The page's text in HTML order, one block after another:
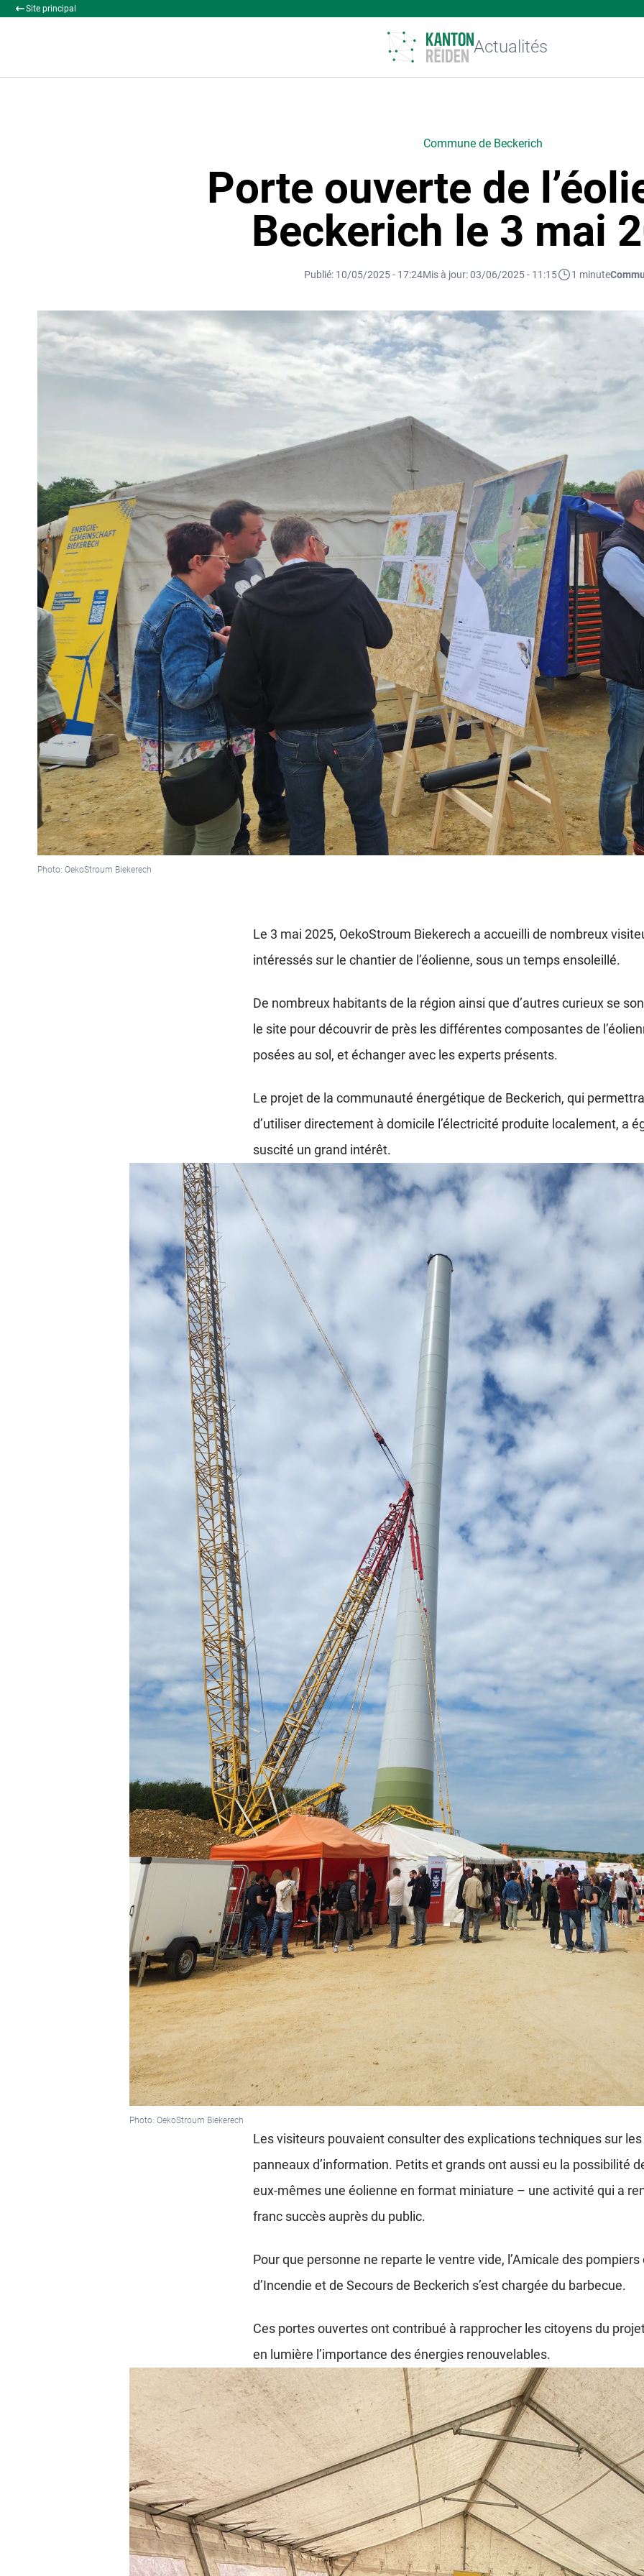
Site principal
Actualités
Commune de Beckerich
Porte ouverte de
Beckerich le 3 mai
Publié: 10/05/2025 - 17:24Mis à jour: 03/06/2025 - 11:15 1 minute
Photo: OekoStroum Biekerech
Le 3 mai 2025, OekoStroum Biekerech a accueilli de nombreux
intéressés sur le chantier de l’éolienne, sous un temps ensoleillé.
De nombreux habitants de la région ainsi que d’autres curieux se
le site pour découvrir de près les différentes composantes de
posées au sol, et échanger avec les experts présents.
Le projet de la communauté énergétique de Beckerich, qui
d’utiliser directement à domicile l’électricité produite localement, a
suscité un grand intérêt.
Photo: OekoStroum Biekerech
Les visiteurs pouvaient consulter des explications techniques sur
panneaux d’information. Petits et grands ont aussi eu la possibilité
eux-mêmes une éolienne en format miniature – une activité qui a
franc succès auprès du public.
Pour que personne ne reparte le ventre vide, l’Amicale des pompiers
d’Incendie et de Secours de Beckerich s’est chargée du barbecue.
Ces portes ouvertes ont contribué à rapprocher les citoyens du
en lumière l’importance des énergies renouvelables.